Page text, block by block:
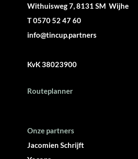
Withuisweg 7, 8131 SM Wijhe
T 0570 52 47 60
info@tincup.partners
KvK 38023900
Routeplanner
Onze partners
Jacomien Schrijft